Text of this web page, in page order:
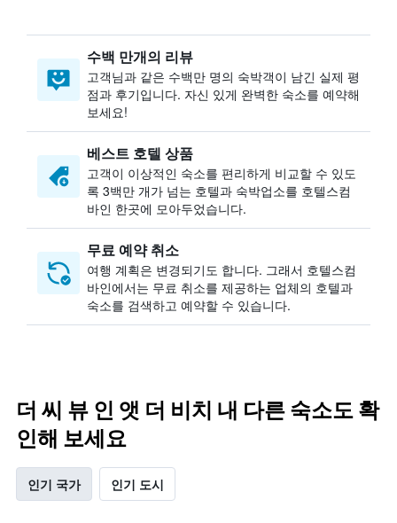
수백 만개의 리뷰
고객님과 같은 수백만 명의 숙박객이 남긴 실제 평
점과 후기입니다. 자신 있게 완벽한 숙소를 예약해
보세요!
베스트 호텔 상품
고객이 이상적인 숙소를 편리하게 비교할 수 있도
록 3백만 개가 넘는 호텔과 숙박업소를 호텔스컴
바인 한곳에 모아두었습니다.
무료 예약 취소
여행 계획은 변경되기도 합니다. ​그래서 호텔스컴
바인에서는 무료 취소를 제공하는 업체의 호텔과
숙소를 검색하고 예약할 수 있습니다.
더 씨 뷰 인 앳 더 비치 내 다른 숙소도 확
인해 보세요
인기 국가 인기 도시